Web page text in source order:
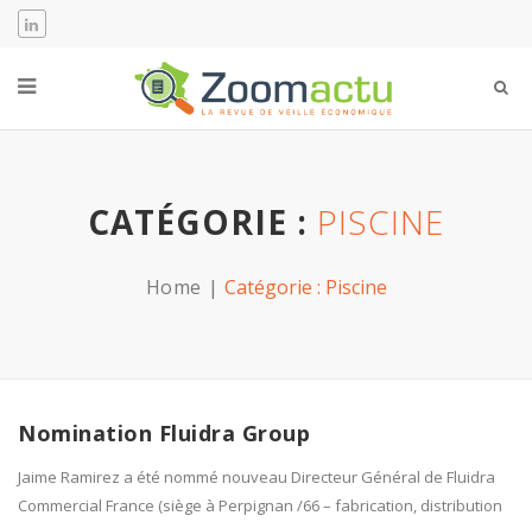
CATÉGORIE : PISCINE
Home Catégorie : Piscine
Nomination Fluidra Group
Jaime Ramirez a été nommé nouveau Directeur Général de Fluidra
Commercial France (siège à Perpignan /66 – fabrication, distribution